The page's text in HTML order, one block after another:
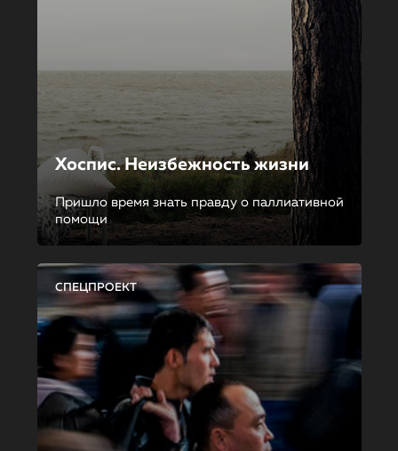
Хоспис. Неизбежность жизни
Пришло время знать правду о паллиативной
помощи
СПЕЦПРОЕКТ